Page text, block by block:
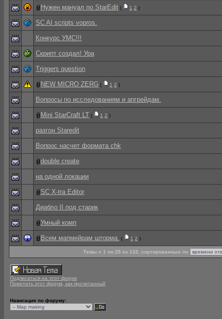
Нужен мануал по StarEdit ( 1 2 )
SC AI scripts vopros.
Конкурс УМС!!!
Скрипт создал! Ура
Triggers question
NEW MICRO ZERG ( 1 2 )
Вопросы по исследованиям и апгрейдам.
Mini StarCraft LT ( 1 2 )
разгон Staredit
Вопрос насчет формата chk
double create
на одной локации
SC X-tra Editor
Диабло II под старик
Умный комп
Всем мапмейрам шторма. ( 1 2 )
Темы с 1 по 25 из 132, сортированные по
Подписаться на этот форум
Пометить этот форум, как прочитанный
Навигация по форуму: